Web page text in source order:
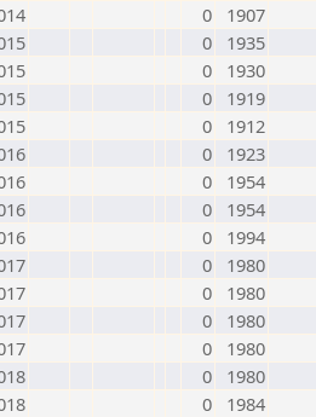
0
1907
0
1935
0
1930
0
1919
0
1912
0
1923
0
1954
0
1954
0
1994
0
1980
0
1980
0
1980
0
1980
0
1980
0
1984